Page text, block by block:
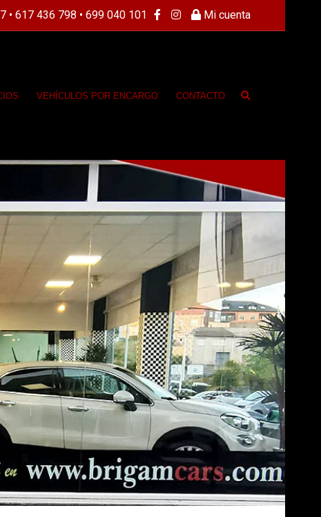
• 617 436 798 • 699 040 101 Mi cuenta
VEHÍCULOS POR ENCARGO CONTACTO